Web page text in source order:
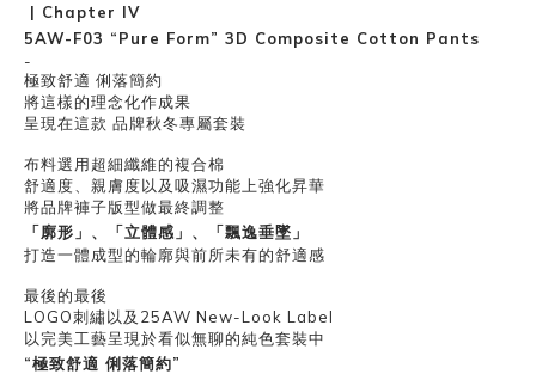
| Chapter lV
5AW-F03 “Pure Form” 3D Composite Cotton Pants
-
極致舒適 俐落簡約
將這樣的理念化作成果
呈現在這款 品牌秋冬專屬套裝
布料選用超細纖維的複合棉
舒適度、親膚度以及吸濕功能上強化昇華
將品牌褲子版型做最終調整
「廓形」、「立體感」、「飄逸垂墜」
打造一體成型的輪廓與前所未有的舒適感
最後的最後
LOGO刺繡以及25AW New-Look Label
以完美工藝呈現於看似無聊的純色套裝中
“極致舒適 俐落簡約”